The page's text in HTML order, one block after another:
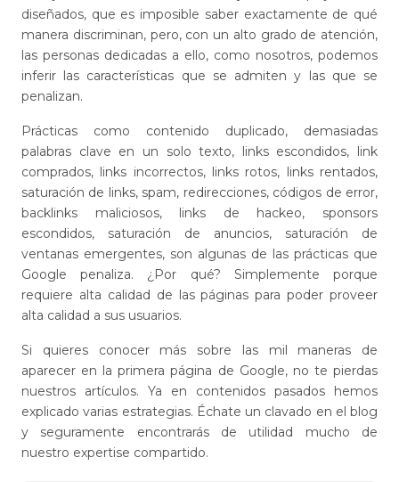
diseñados, que es imposible saber exactamente de qué
manera discriminan, pero, con un alto grado de atención,
las personas dedicadas a ello, como nosotros, podemos
inferir las características que se admiten y las que se
penalizan.
Prácticas como contenido duplicado, demasiadas
palabras clave en un solo texto, links escondidos, link
comprados, links incorrectos, links rotos, links rentados,
saturación de links, spam, redirecciones, códigos de error,
backlinks maliciosos, links de hackeo, sponsors
escondidos, saturación de anuncios, saturación de
ventanas emergentes, son algunas de las prácticas que
Google penaliza. ¿Por qué? Simplemente porque
requiere alta calidad de las páginas para poder proveer
alta calidad a sus usuarios.
Si quieres conocer más sobre las mil maneras de
aparecer en la primera página de Google, no te pierdas
nuestros artículos. Ya en contenidos pasados hemos
explicado varias estrategias. Échate un clavado en el blog
y seguramente encontrarás de utilidad mucho de
nuestro expertise compartido.